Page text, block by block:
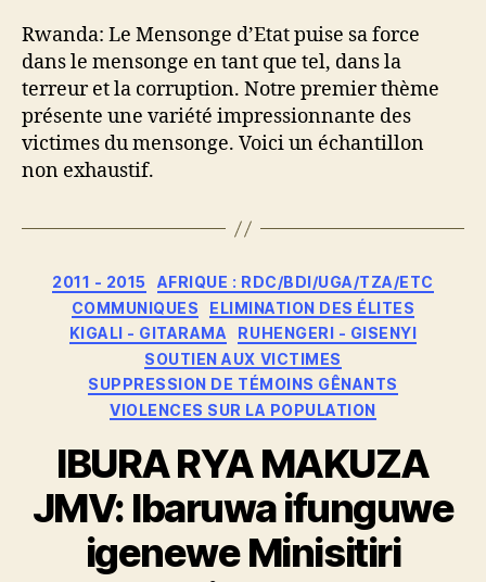
Rwanda: Le Mensonge d’Etat puise sa force
dans le mensonge en tant que tel, dans la
terreur et la corruption. Notre premier thème
présente une variété impressionnante des
victimes du mensonge. Voici un échantillon
non exhaustif.
Catégories
2011 - 2015
AFRIQUE : RDC/BDI/UGA/TZA/ETC
COMMUNIQUES
ELIMINATION DES ÉLITES
KIGALI - GITARAMA
RUHENGERI - GISENYI
SOUTIEN AUX VICTIMES
SUPPRESSION DE TÉMOINS GÊNANTS
VIOLENCES SUR LA POPULATION
IBURA RYA MAKUZA
JMV: Ibaruwa ifunguwe
igenewe Minisitiri